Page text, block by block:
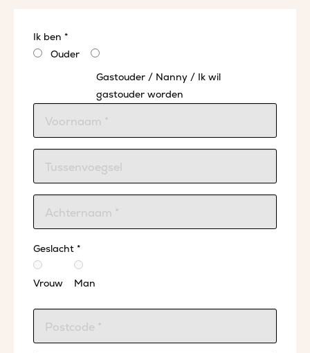
Ik ben *
Ouder
Gastouder / Nanny / Ik wil
gastouder worden
Geslacht *
Vrouw Man